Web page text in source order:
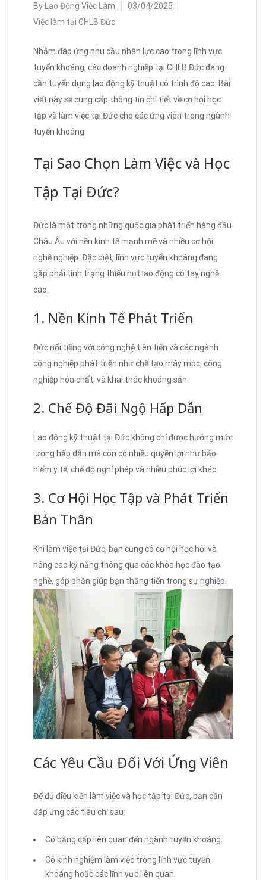
By Lao Động Việc Làm
03/04/2025
Việc làm tại CHLB Đức
Nhằm đáp ứng nhu cầu nhân lực cao trong lĩnh vực
tuyển khoáng, các doanh nghiệp tại CHLB Đức đang
cần tuyển dụng lao động kỹ thuật có trình độ cao. Bài
viết này sẽ cung cấp thông tin chi tiết về cơ hội học
tập và làm việc tại Đức cho các ứng viên trong ngành
tuyển khoáng.
Tại Sao Chọn Làm Việc và Học
Tập Tại Đức?
Đức là một trong những quốc gia phát triển hàng đầu
Châu Âu với nền kinh tế mạnh mẽ và nhiều cơ hội
nghề nghiệp. Đặc biệt, lĩnh vực tuyển khoáng đang
gặp phải tình trạng thiếu hụt lao động có tay nghề
cao.
1. Nền Kinh Tế Phát Triển
Đức nổi tiếng với công nghệ tiên tiến và các ngành
công nghiệp phát triển như chế tạo máy móc, công
nghiệp hóa chất, và khai thác khoáng sản.
2. Chế Độ Đãi Ngộ Hấp Dẫn
Lao động kỹ thuật tại Đức không chỉ được hưởng mức
lương hấp dẫn mà còn có nhiều quyền lợi như bảo
hiểm y tế, chế độ nghỉ phép và nhiều phúc lợi khác.
3. Cơ Hội Học Tập và Phát Triển
Bản Thân
Khi làm việc tại Đức, bạn cũng có cơ hội học hỏi và
nâng cao kỹ năng thông qua các khóa học đào tạo
nghề, góp phần giúp bạn thăng tiến trong sự nghiệp.
Các Yêu Cầu Đối Với Ứng Viên
Để đủ điều kiện làm việc và học tập tại Đức, bạn cần
đáp ứng các tiêu chí sau:
Có bằng cấp liên quan đến ngành tuyển khoáng.
Có kinh nghiệm làm việc trong lĩnh vực tuyển
khoáng hoặc các lĩnh vực liên quan.